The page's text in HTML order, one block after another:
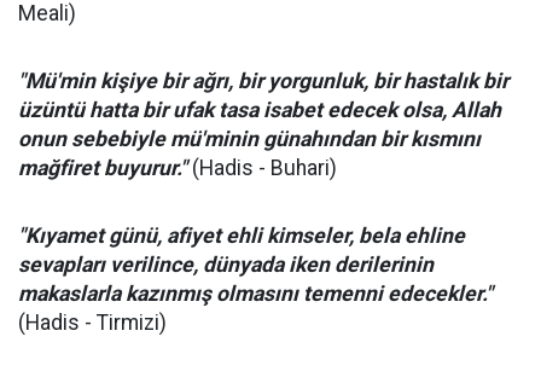
Meali)
"Mü'min kişiye bir ağrı, bir yorgunluk, bir hastalık bir
üzüntü hatta bir ufak tasa isabet edecek olsa, Allah
onun sebebiyle mü'minin günahından bir kısmını
mağfiret buyurur."(Hadis - Buhari)
"Kıyamet günü, afiyet ehli kimseler, bela ehline
sevapları verilince, dünyada iken derilerinin
makaslarla kazınmış olmasını temenni edecekler."
(Hadis - Tirmizi)